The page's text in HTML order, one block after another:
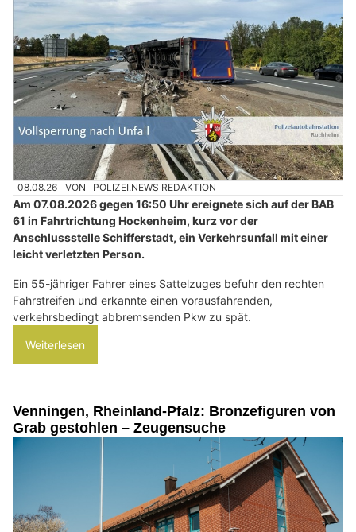
08.08.26 VON POLIZEI.NEWS REDAKTION
Am 07.08.2026 gegen 16:50 Uhr ereignete sich auf der BAB
61 in Fahrtrichtung Hockenheim, kurz vor der
Anschlussstelle Schifferstadt, ein Verkehrsunfall mit einer
leicht verletzten Person.
Ein 55-jähriger Fahrer eines Sattelzuges befuhr den rechten
Fahrstreifen und erkannte einen vorausfahrenden,
verkehrsbedingt abbremsenden Pkw zu spät.
Weiterlesen
Venningen, Rheinland-Pfalz: Bronzefiguren von
Grab gestohlen – Zeugensuche